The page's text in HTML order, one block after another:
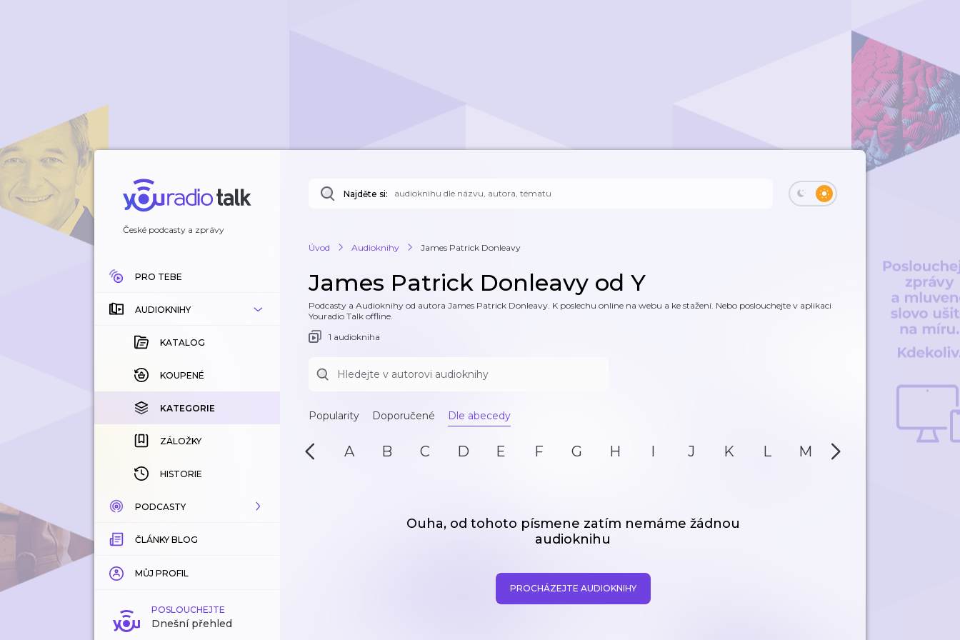
České podcasty a zprávy
PRO TEBE
AUDIOKNIHY
KATALOG
KOUPENÉ
KATEGORIE
ZÁLOŽKY
HISTORIE
PODCASTY
KATALOG
KATEGORIE
ZÁLOŽKY
ČLÁNKY BLOG
MŮJ PROFIL
POSLOUCHEJTE
Dnešní přehled
Najděte si:
Úvod Audioknihy James Patrick Donleavy
James Patrick Donleavy od Y
Podcasty a Audioknihy od autora James Patrick Donleavy. K poslechu online na webu a ke stažení. Nebo poslouchejte v aplikaci
Youradio Talk offline.
1 audiokniha
Popularity Doporučené Dle abecedy
A B C D E F G H I J K L M N
Ouha, od tohoto písmene zatím nemáme žádnou
audioknihu
PROCHÁZEJTE AUDIOKNIHY